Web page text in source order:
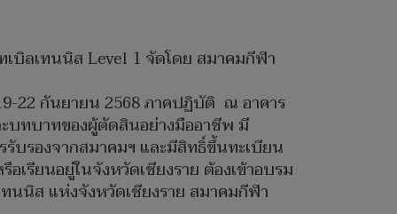
บิลเทนนิส Level 1 จัดโดย สมาคมกีฬา
22 กันยายน 2568 ภาคปฏิบัติ ณ อาคาร
ะบทบาทของผู้ตัดสินอย่างมืออาชีพ มี
บรองจากสมาคมฯ และมีสิทธิ์ขึ้นทะเบียน
เรียนอยู่ในจังหวัดเชียงราย ต้องเข้าอบรม
นนิส แห่งจังหวัดเชียงราย สมาคมกีฬา